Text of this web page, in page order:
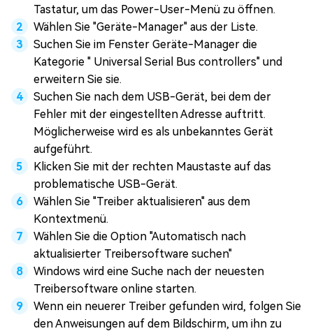
Tastatur, um das Power-User-Menü zu öffnen.
Wählen Sie "Geräte-Manager" aus der Liste.
Suchen Sie im Fenster Geräte-Manager die
Kategorie " Universal Serial Bus controllers" und
erweitern Sie sie.
Suchen Sie nach dem USB-Gerät, bei dem der
Fehler mit der eingestellten Adresse auftritt.
Möglicherweise wird es als unbekanntes Gerät
aufgeführt.
Klicken Sie mit der rechten Maustaste auf das
problematische USB-Gerät.
Wählen Sie "Treiber aktualisieren" aus dem
Kontextmenü.
Wählen Sie die Option "Automatisch nach
aktualisierter Treibersoftware suchen"
Windows wird eine Suche nach der neuesten
Treibersoftware online starten.
Wenn ein neuerer Treiber gefunden wird, folgen Sie
den Anweisungen auf dem Bildschirm, um ihn zu